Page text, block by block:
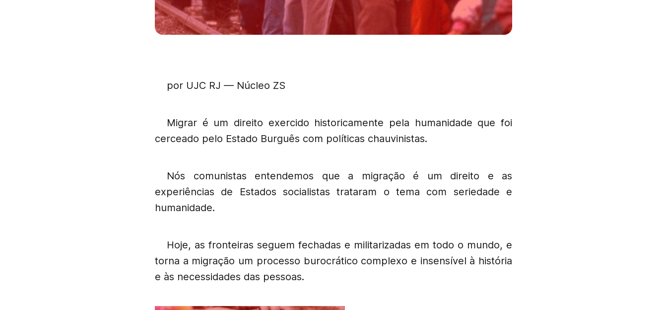
por UJC RJ — Núcleo ZS
Migrar é um direito exercido historicamente pela humanidade que foi
cerceado pelo Estado Burguês com políticas chauvinistas.
Nós comunistas entendemos que a migração é um direito e as
experiências de Estados socialistas trataram o tema com seriedade e
humanidade.
Hoje, as fronteiras seguem fechadas e militarizadas em todo o mundo, e
torna a migração um processo burocrático complexo e insensível à história
e às necessidades das pessoas.